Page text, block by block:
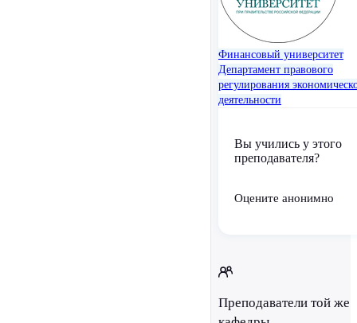
Финансовый университет
Департамент правового
регулирования
деятельности
Вы учились у этого
преподавателя?
Оцените анонимно
Преподаватели той же